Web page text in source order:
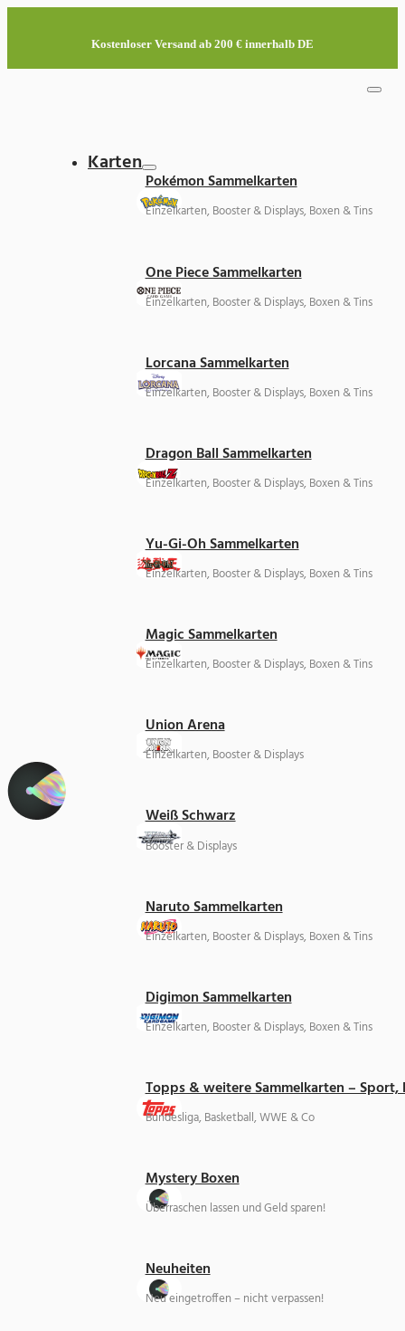
Kostenloser Versand ab 200 € innerhalb DE
Karten
Pokémon Sammelkarten
Einzelkarten, Booster & Displays, Boxen & Tins
One Piece Sammelkarten
Einzelkarten, Booster & Displays, Boxen & Tins
Lorcana Sammelkarten
Einzelkarten, Booster & Displays, Boxen & Tins
Dragon Ball Sammelkarten
Einzelkarten, Booster & Displays, Boxen & Tins
Yu-Gi-Oh Sammelkarten
Einzelkarten, Booster & Displays, Boxen & Tins
Magic Sammelkarten
Einzelkarten, Booster & Displays, Boxen & Tins
Union Arena
Einzelkarten, Booster & Displays
Weiß Schwarz
Booster & Displays
Naruto Sammelkarten
Einzelkarten, Booster & Displays, Boxen & Tins
Digimon Sammelkarten
Einzelkarten, Booster & Displays, Boxen & Tins
Topps & weitere Sammelkarten –
Bundesliga, Basketball, WWE & Co
Mystery Boxen
Überraschen lassen und Geld sparen!
Neuheiten
Neu eingetroffen – nicht verpassen!